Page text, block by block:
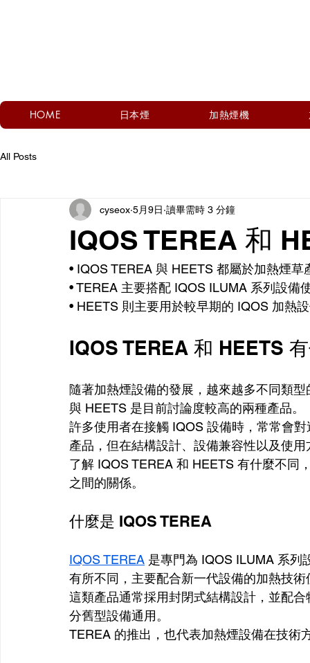
HOME 日本煙 加熱煙機
All Posts
IQOS TEREA 和
cyseox 5月9日 讀畢需時 3 分鐘
• IQOS TEREA 與 HEETS 都屬於加熱煙
• TEREA 主要搭配 IQOS ILUMA 系列設備
• HEETS 則主要用於較早期的 IQOS 加熱
IQOS TEREA 和 HEETS
隨著加熱煙設備的發展，越來越多不同類
與 HEETS 是目前討論度較高的兩種產品。
許多使用者在接觸 IQOS 設備時，常常會
產品，但在結構設計、設備兼容性以及使
了解 IQOS TEREA 和 HEETS 有什麼不同
之間的關係。
什麼是 IQOS TEREA
IQOS TEREA 是專門為 IQOS ILUMA 系列
有所不同，主要配合新一代設備的加熱技術
這類產品通常採用封閉式結構設計，並配
分舊型設備通用。
TEREA 的推出，也代表加熱煙設備在技術